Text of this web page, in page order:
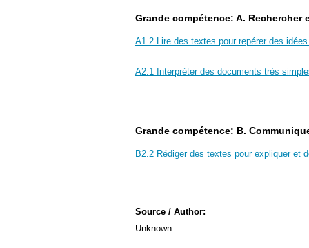
Grande compétence: A.
A1.2 Lire des textes pour repérer des
A2.1 Interpréter des documents très
Grande compétence: B.
B2.2 Rédiger des textes pour expliquer et
Source / Author:
Unknown